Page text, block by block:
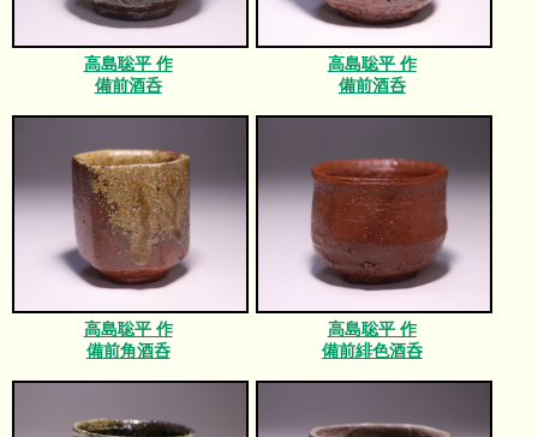
高島聡平 作
備前酒呑
高島聡平 作
備前酒呑
高島聡平 作
備前角酒呑
高島聡平 作
備前緋色酒呑